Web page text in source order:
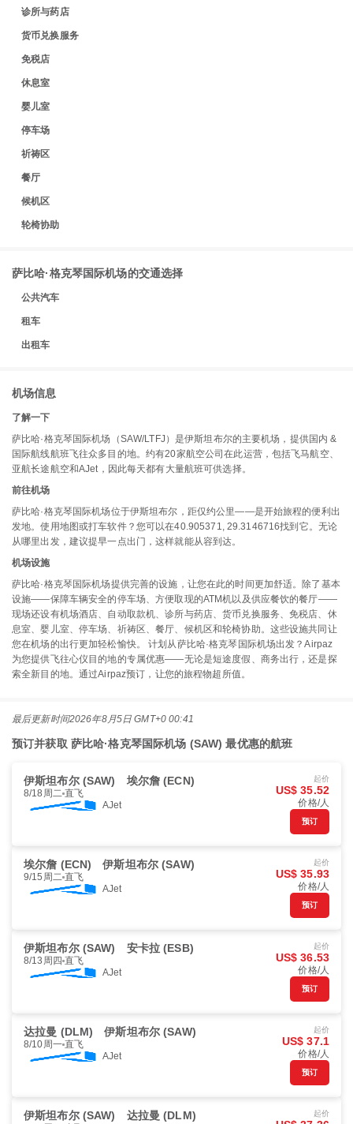
诊所与药店
货币兑换服务
免税店
休息室
婴儿室
停车场
祈祷区
餐厅
候机区
轮椅协助
萨比哈·格克琴国际机场的交通选择
公共汽车
租车
出租车
机场信息
了解一下
萨比哈·格克琴国际机场（SAW/LTFJ）是伊斯坦布尔的主要机场，提供国内 &
国际航线航班飞往众多目的地。约有20家航空公司在此运营，包括飞马航空、
亚航长途航空和AJet，因此每天都有大量航班可供选择。
前往机场
萨比哈·格克琴国际机场位于伊斯坦布尔，距仅约公里——是开始旅程的便利出
发地。使用地图或打车软件？您可以在40.905371, 29.3146716找到它。无论
从哪里出发，建议提早一点出门，这样就能从容到达。
机场设施
萨比哈·格克琴国际机场提供完善的设施，让您在此的时间更加舒适。除了基本
设施——保障车辆安全的停车场、方便取现的ATM机以及供应餐饮的餐厅——
现场还设有机场酒店、自动取款机、诊所与药店、货币兑换服务、免税店、休
息室、婴儿室、停车场、祈祷区、餐厅、候机区和轮椅协助。这些设施共同让
您在机场的出行更加轻松愉快。 计划从萨比哈·格克琴国际机场出发？Airpaz
为您提供飞往心仪目的地的专属优惠——无论是短途度假、商务出行，还是探
索全新目的地。通过Airpaz预订，让您的旅程物超所值。
最后更新时间2026年8月5日 GMT+0 00:41
预订并获取 萨比哈·格克琴国际机场 (SAW) 最优惠的航班
伊斯坦布尔 (SAW) 埃尔詹 (ECN)
8/18周二 直飞
AJet
起价
US$ 35.52
价格/人
预订
埃尔詹 (ECN) 伊斯坦布尔 (SAW)
9/15周二 直飞
AJet
起价
US$ 35.93
价格/人
预订
伊斯坦布尔 (SAW) 安卡拉 (ESB)
8/13周四 直飞
AJet
起价
US$ 36.53
价格/人
预订
达拉曼 (DLM) 伊斯坦布尔 (SAW)
8/10周一 直飞
AJet
起价
US$ 37.1
价格/人
预订
伊斯坦布尔 (SAW) 达拉曼 (DLM) 起价